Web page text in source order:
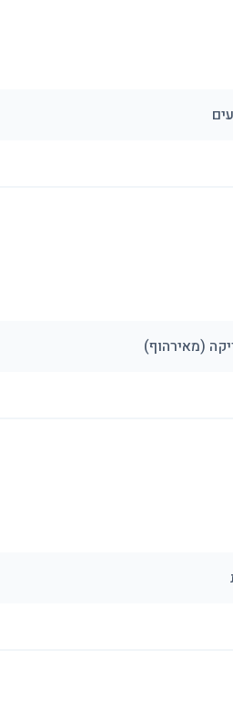
(מאירהוף)